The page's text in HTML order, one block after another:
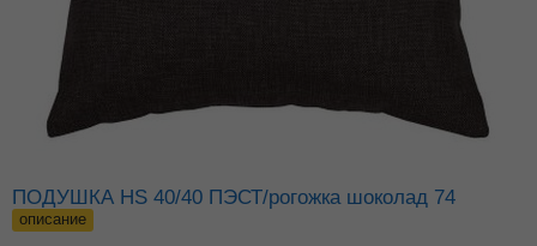
ПОДУШКА HS 40/40 ПЭСТ/рогожка шоколад 74
описание